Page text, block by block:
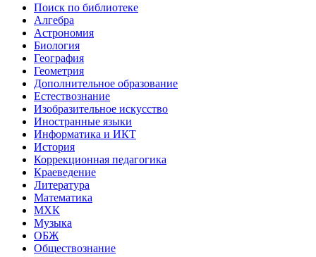
Поиск по библиотеке
Алгебра
Астрономия
Биология
География
Геометрия
Дополнительное образование
Естествознание
Изобразительное искусство
Иностранные языки
Информатика и ИКТ
История
Коррекционная педагогика
Краеведение
Литература
Математика
МХК
Музыка
ОБЖ
Обществознание